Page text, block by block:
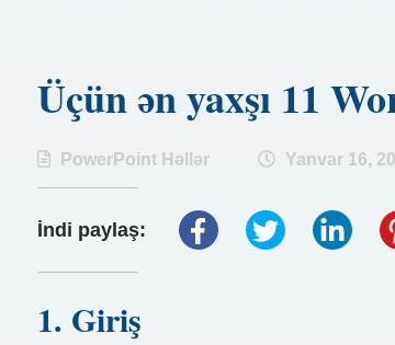
Üçün ən yaxşı 11
PowerPoint Həllər Yanvar 16,
İndi paylaş:
1. Giriş